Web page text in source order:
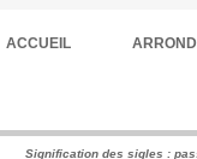
ACCUEIL
Signification des sigles :